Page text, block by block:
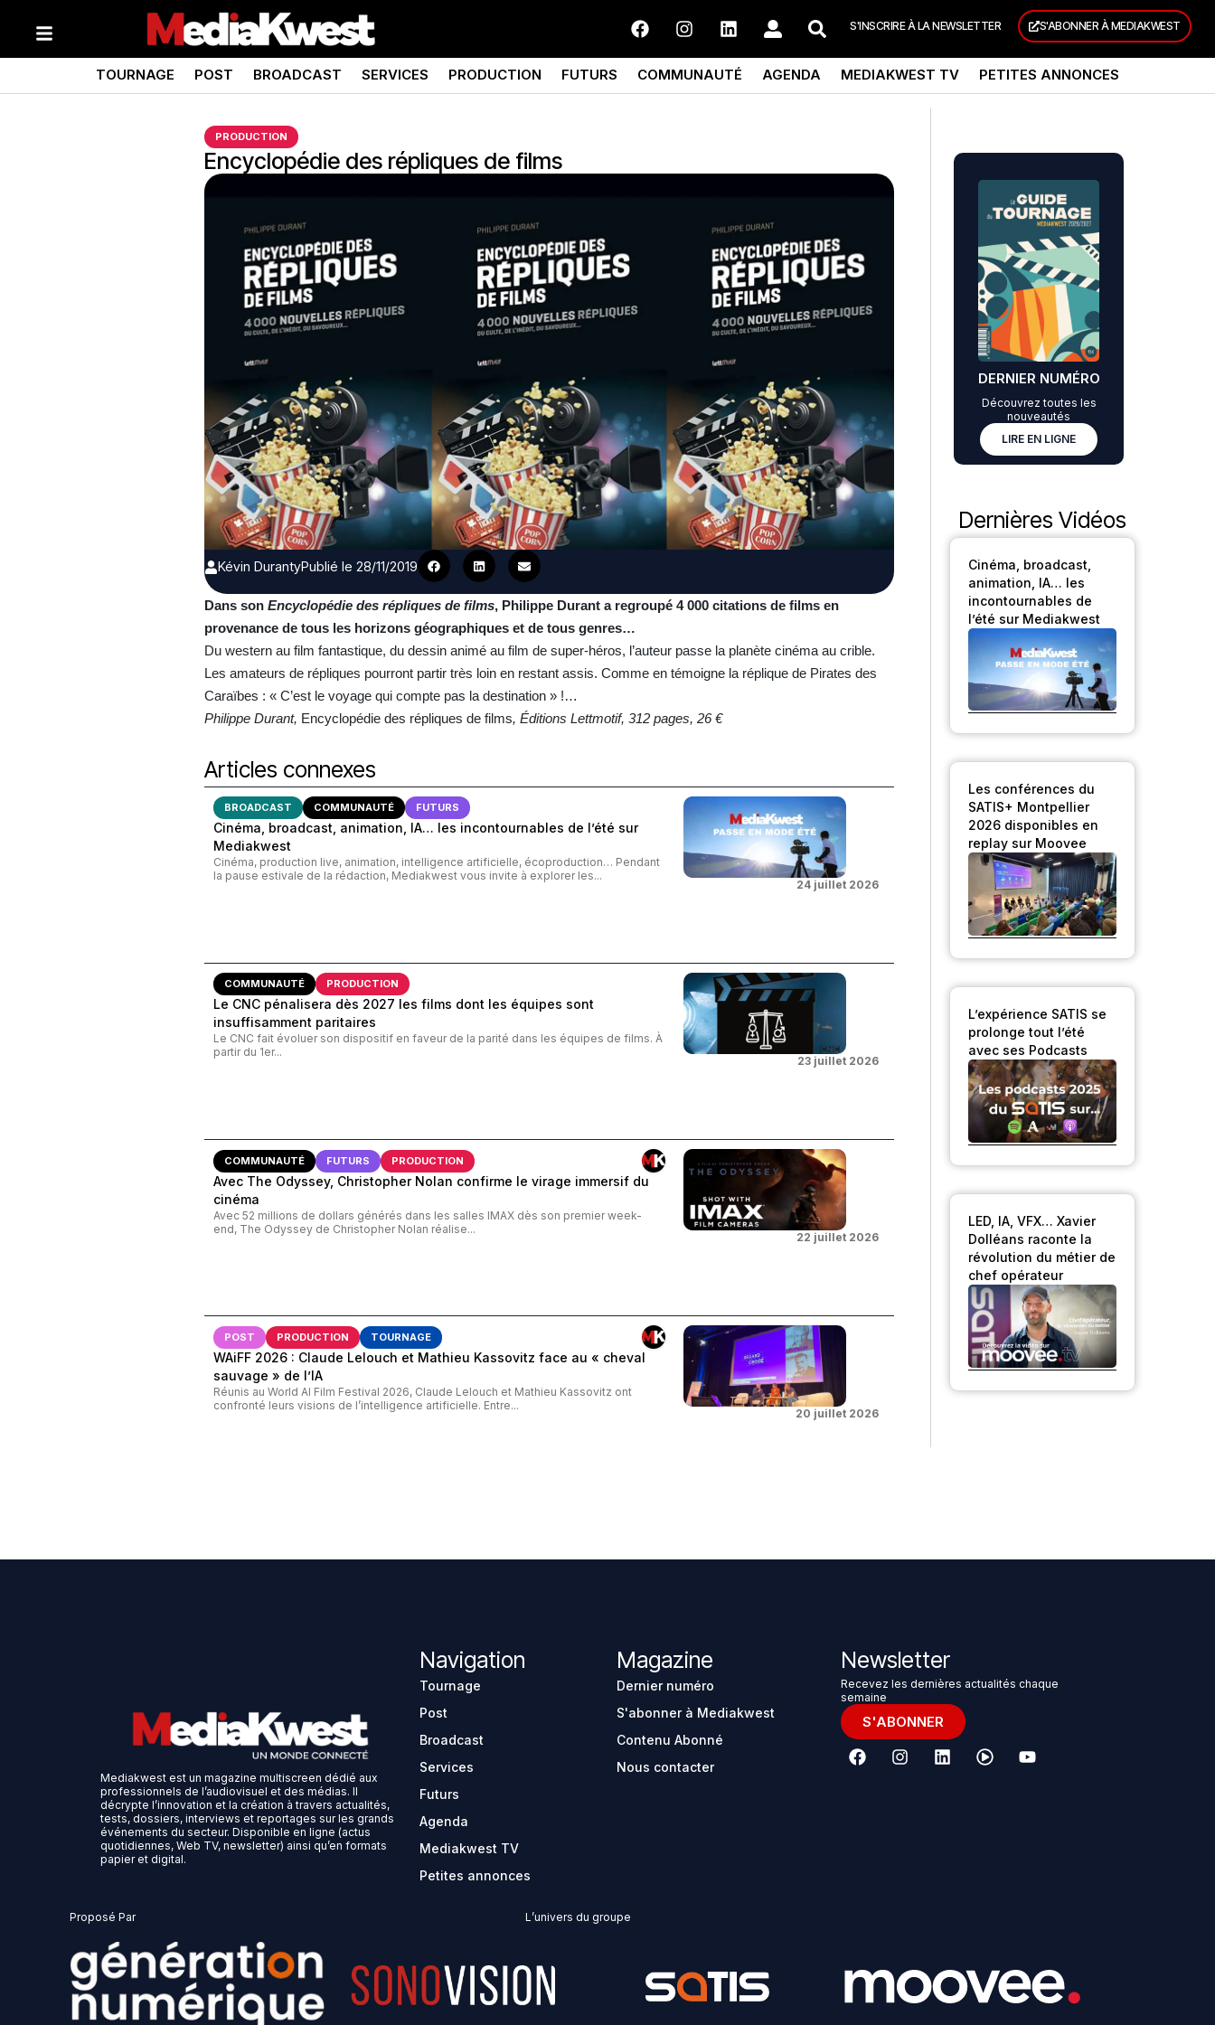
S'INSCRIRE À LA NEWSLETTER S'ABONNER À MEDIAKWEST
TOURNAGE POST BROADCAST SERVICES PRODUCTION FUTURS COMMUNAUTÉ AGENDA MEDIAKWEST TV PETITES ANNONCES
PRODUCTION
Encyclopédie des répliques de films
Kévin DurantyPublié le 28/11/2019
Dans sonEncyclopédie des répliques de films, Philippe Durant a regroupé 4 000 citations de films en
provenance de tous les horizons géographiques et de tous genres…
Du western au film fantastique, du dessin animé au film de super-héros, l’auteur passe la planète cinéma au crible.
Les amateurs de répliques pourront partir très loin en restant assis. Comme en témoigne la réplique de Pirates des
Caraïbes : « C’est le voyage qui compte pas la destination » !…
Philippe Durant, Encyclopédie des répliques de films, Éditions Lettmotif, 312 pages, 26 €
Articles connexes
BROADCAST COMMUNAUTÉ FUTURS
Cinéma, broadcast, animation, IA… les incontournables de l’été sur
Mediakwest
Cinéma, production live, animation, intelligence artificielle, écoproduction… Pendant
la pause estivale de la rédaction, Mediakwest vous invite à explorer les...
24 juillet 2026
COMMUNAUTÉ PRODUCTION
Le CNC pénalisera dès 2027 les films dont les équipes sont
insuffisamment paritaires
Le CNC fait évoluer son dispositif en faveur de la parité dans les équipes de films. À
partir du 1er...
23 juillet 2026
COMMUNAUTÉ FUTURS PRODUCTION
Avec The Odyssey, Christopher Nolan confirme le virage immersif du
cinéma
Avec 52 millions de dollars générés dans les salles IMAX dès son premier week-
end, The Odyssey de Christopher Nolan réalise...
22 juillet 2026
POST PRODUCTION TOURNAGE
WAiFF 2026 : Claude Lelouch et Mathieu Kassovitz face au « cheval
sauvage » de l’IA
Réunis au World AI Film Festival 2026, Claude Lelouch et Mathieu Kassovitz ont
confronté leurs visions de l’intelligence artificielle. Entre...
20 juillet 2026
DERNIER NUMÉRO
Découvrez toutes les
nouveautés
LIRE EN LIGNE
Dernières Vidéos
Cinéma, broadcast,
animation, IA… les
incontournables de
l’été sur Mediakwest
Les conférences du
SATIS+ Montpellier
2026 disponibles en
replay sur Moovee
L’expérience SATIS se
prolonge tout l’été
avec ses Podcasts
LED, IA, VFX… Xavier
Dolléans raconte la
révolution du métier de
chef opérateur
Mediakwest est un magazine multiscreen dédié aux
professionnels de l’audiovisuel et des médias. Il
décrypte l’innovation et la création à travers actualités,
tests, dossiers, interviews et reportages sur les grands
événements du secteur. Disponible en ligne (actus
quotidiennes, Web TV, newsletter) ainsi qu’en formats
papier et digital.
Navigation
Tournage
Post
Broadcast
Services
Futurs
Agenda
Mediakwest TV
Petites annonces
Magazine
Dernier numéro
S'abonner à Mediakwest
Contenu Abonné
Nous contacter
Newsletter
Recevez les dernières actualités chaque
semaine
S'ABONNER
Proposé Par L’univers du groupe